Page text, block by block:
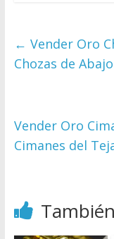
← Vender Oro
Chozas de Abajo
Vender Oro
Cimanes del